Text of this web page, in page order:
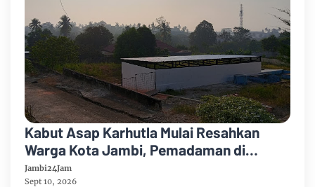
Kabut Asap Karhutla Mulai Resahkan
Warga Kota Jambi, Pemadaman di
Sungai Gelam Terus Dikebut
Jambi24Jam
Sept 10, 2026